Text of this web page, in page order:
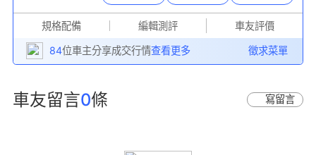
規格配備 編輯測評 車友評價
84位車主分享成交行情查看更多 徵求菜單
車友留言0條 寫留言